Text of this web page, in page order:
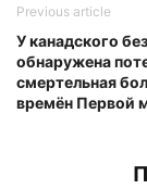
Previous article
У канадского
обнаружена
смертельная
времён Первой